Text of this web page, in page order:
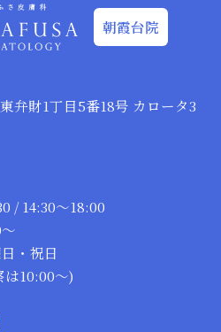
朝霞台院
弁財1丁目5番18号 カロータ3
/ 14:30～18:00
・祝日
10:00～)